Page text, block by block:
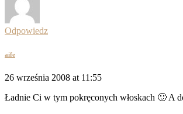
Odpowiedz
aife
26 września 2008 at 11:55
Ładnie Ci w tym pokręconych włoskach 🙂 A